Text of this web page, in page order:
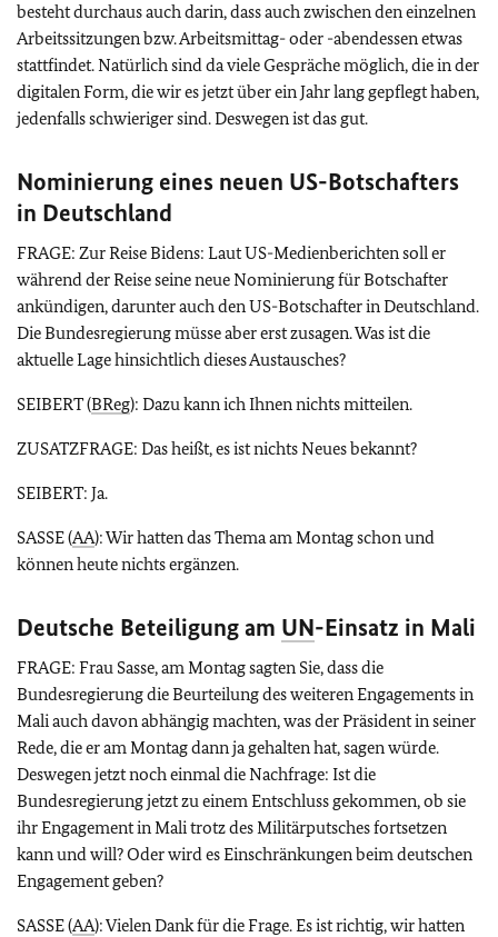
besteht durchaus auch darin, dass auch zwischen den einzelnen
Arbeitssitzungen bzw. Arbeitsmittag- oder -abendessen etwas
stattfindet. Natürlich sind da viele Gespräche möglich, die in der
digitalen Form, die wir es jetzt über ein Jahr lang gepflegt haben,
jedenfalls schwieriger sind. Deswegen ist das gut.
Nominierung eines neuen US-Botschafters
in Deutschland
FRAGE: Zur Reise Bidens: Laut US-Medienberichten soll er
während der Reise seine neue Nominierung für Botschafter
ankündigen, darunter auch den US-Botschafter in Deutschland.
Die Bundesregierung müsse aber erst zusagen. Was ist die
aktuelle Lage hinsichtlich dieses Austausches?
SEIBERT (BReg): Dazu kann ich Ihnen nichts mitteilen.
ZUSATZFRAGE: Das heißt, es ist nichts Neues bekannt?
SEIBERT: Ja.
SASSE (AA): Wir hatten das Thema am Montag schon und
können heute nichts ergänzen.
Deutsche Beteiligung am UN-Einsatz in Mali
FRAGE: Frau Sasse, am Montag sagten Sie, dass die
Bundesregierung die Beurteilung des weiteren Engagements in
Mali auch davon abhängig machten, was der Präsident in seiner
Rede, die er am Montag dann ja gehalten hat, sagen würde.
Deswegen jetzt noch einmal die Nachfrage: Ist die
Bundesregierung jetzt zu einem Entschluss gekommen, ob sie
ihr Engagement in Mali trotz des Militärputsches fortsetzen
kann und will? Oder wird es Einschränkungen beim deutschen
Engagement geben?
SASSE (AA): Vielen Dank für die Frage. Es ist richtig, wir hatten